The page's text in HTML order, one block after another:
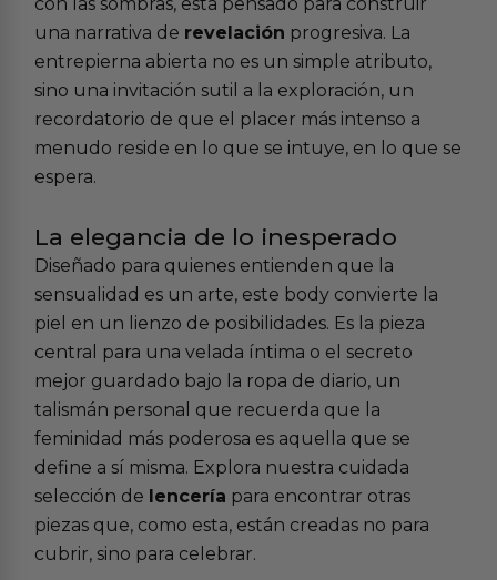
una narrativa de revelación progresiva. La
entrepierna abierta no es un simple atributo,
sino una invitación sutil a la exploración, un
recordatorio de que el placer más intenso a
menudo reside en lo que se intuye, en lo que se
espera.
La elegancia de lo inesperado
Diseñado para quienes entienden que la
sensualidad es un arte, este body convierte la
piel en un lienzo de posibilidades. Es la pieza
central para una velada íntima o el secreto
mejor guardado bajo la ropa de diario, un
talismán personal que recuerda que la
feminidad más poderosa es aquella que se
define a sí misma. Explora nuestra cuidada
selección de lencería para encontrar otras
piezas que, como esta, están creadas no para
cubrir, sino para celebrar.